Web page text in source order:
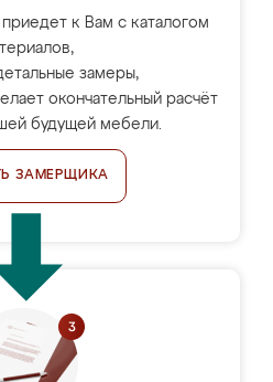
к Вам с каталогом
замеры,
окончательный расчёт
будущей мебели.
ЗАМЕРЩИКА